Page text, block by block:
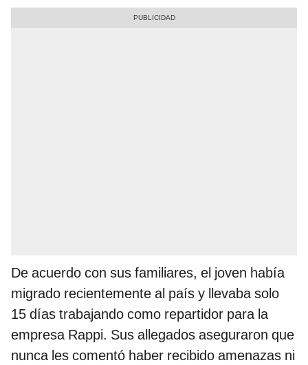
De acuerdo con sus familiares, el joven había
migrado recientemente al país y llevaba solo
15 días trabajando como repartidor para la
empresa Rappi. Sus allegados aseguraron que
nunca les comentó haber recibido amenazas ni